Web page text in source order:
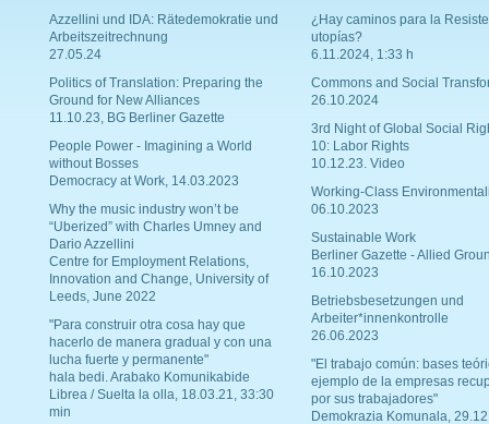
Azzellini und IDA: Rätedemokratie und
Arbeitszeitrechnung
27.05.24
Politics of Translation: Preparing the
Ground for New Alliances
11.10.23, BG Berliner Gazette
People Power - Imagining a World
without Bosses
Democracy at Work, 14.03.2023
Why the music industry won’t be
“Uberized” with Charles Umney and
Dario Azzellini
Centre for Employment Relations,
Innovation and Change, University of
Leeds, June 2022
"Para construir otra cosa hay que
hacerlo de manera gradual y con una
lucha fuerte y permanente"
hala bedi. Arabako Komunikabide
Librea / Suelta la olla, 18.03.21, 33:30
min
¿Hay caminos para la
utopías?
6.11.2024, 1:33 h
Commons and Social
26.10.2024
3rd Night of Global Social
10: Labor Rights
10.12.23. Video
Working-Class
06.10.2023
Sustainable Work
Berliner Gazette - Allied
16.10.2023
Betriebsbesetzungen und
Arbeiter*innenkontrolle
26.06.2023
"El trabajo común: bases
ejemplo de la empresas
por sus trabajadores"
Demokrazia Komunala,